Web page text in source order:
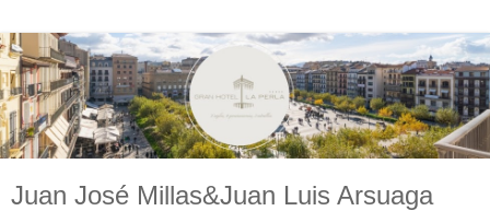
Juan José Millas&Juan Luis Arsuaga